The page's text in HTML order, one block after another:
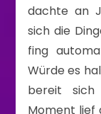
dachte an
sich die
fing
Würde es
bereit
Moment lief